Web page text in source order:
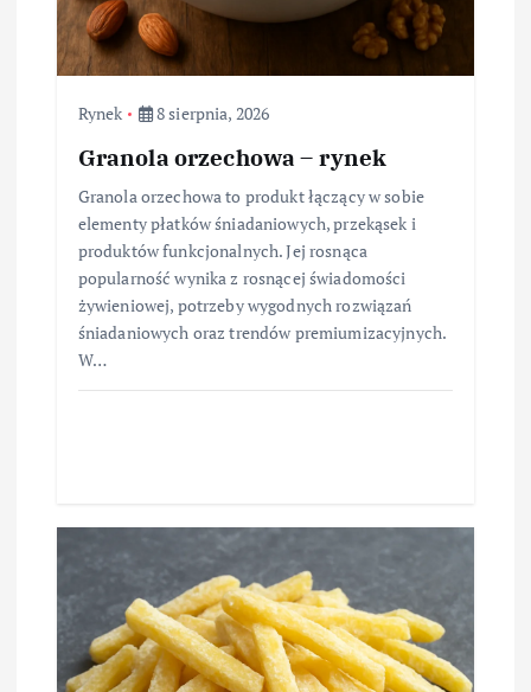
Rynek 8 sierpnia, 2026
Granola orzechowa – rynek
Granola orzechowa to produkt łączący w sobie
elementy płatków śniadaniowych, przekąsek i
produktów funkcjonalnych. Jej rosnąca
popularność wynika z rosnącej świadomości
żywieniowej, potrzeby wygodnych rozwiązań
śniadaniowych oraz trendów premiumizacyjnych.
W…